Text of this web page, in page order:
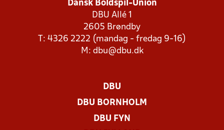
Dansk Boldspil-Union
DBU Allé 1
2605 Brøndby
T: 4326 2222 (mandag - fredag 9-16)
M: dbu@dbu.dk
DBU
DBU BORNHOLM
DBU FYN